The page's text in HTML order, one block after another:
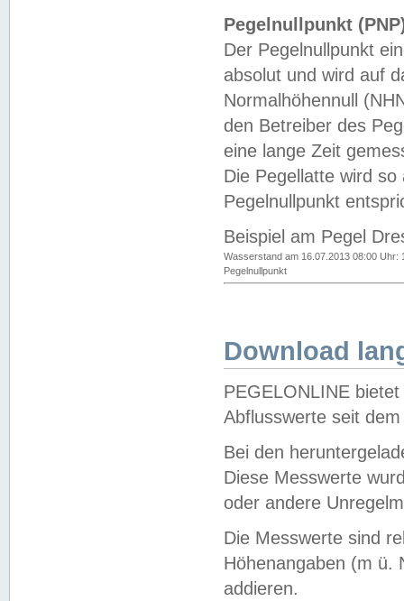
Pegelnullpunkt
Der Pegelnullpunkt
absolut und wird auf
Normalhöhennull
den Betreiber des
eine lange Zeit
Die Pegellatte wird
Pegelnullpunkt
Beispiel am Pegel
Wasserstand am 16.07.2013 08:00 Uhr:
Pegelnullpunkt
Download
PEGELONLINE
Abflusswerte seit
Bei den
Diese Messwerte
oder andere
Die Messwerte sind
Höhenangaben (m ü.
addieren.